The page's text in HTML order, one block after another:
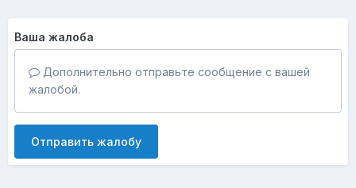
Ваша жалоба
Дополнительно отправьте сообщение с вашей
жалобой.
Отправить жалобу